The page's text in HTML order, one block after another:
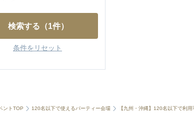
検索する （1件）
条件をリセット
ントTOP 120名以下で使えるパーティー会場 【九州・沖縄】120名以下で利